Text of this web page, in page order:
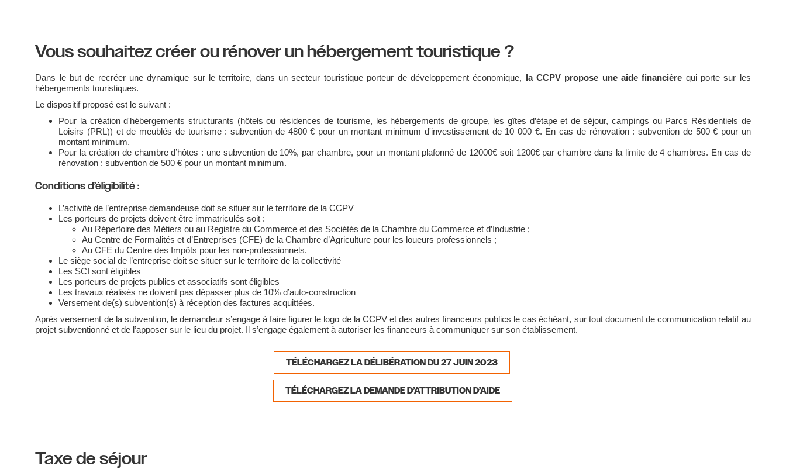
Vous souhaitez créer ou rénover un hébergement touristique ?
Dans le but de recréer une dynamique sur le territoire, dans un secteur touristique porteur de développement économique, la CCPV propose une aide financière qui porte sur les
hébergements touristiques.
Le dispositif proposé est le suivant :
Pour la création d'hébergements structurants (hôtels ou résidences de tourisme, les hébergements de groupe, les gîtes d’étape et de séjour, campings ou Parcs Résidentiels de
Loisirs (PRL)) et de meublés de tourisme : subvention de 4800 € pour un montant minimum d'investissement de 10 000 €. En cas de rénovation : subvention de 500 € pour un
montant minimum.
Pour la création de chambre d’hôtes : une subvention de 10%, par chambre, pour un montant plafonné de 12000€ soit 1200€ par chambre dans la limite de 4 chambres. En cas de
rénovation : subvention de 500 € pour un montant minimum.
Conditions d’éligibilité :
L’activité de l’entreprise demandeuse doit se situer sur le territoire de la CCPV
Les porteurs de projets doivent être immatriculés soit :
Au Répertoire des Métiers ou au Registre du Commerce et des Sociétés de la Chambre du Commerce et d’Industrie ;
Au Centre de Formalités et d’Entreprises (CFE) de la Chambre d’Agriculture pour les loueurs professionnels ;
Au CFE du Centre des Impôts pour les non-professionnels.
Le siège social de l’entreprise doit se situer sur le territoire de la collectivité
Les SCI sont éligibles
Les porteurs de projets publics et associatifs sont éligibles
Les travaux réalisés ne doivent pas dépasser plus de 10% d’auto-construction
Versement de(s) subvention(s) à réception des factures acquittées.
Après versement de la subvention, le demandeur s’engage à faire figurer le logo de la CCPV et des autres financeurs publics le cas échéant, sur tout document de communication relatif au
projet subventionné et de l’apposer sur le lieu du projet. Il s’engage également à autoriser les financeurs à communiquer sur son établissement.
TÉLÉCHARGEZ LA DÉLIBÉRATION DU 27 JUIN 2023
TÉLÉCHARGEZ LA DEMANDE D’ATTRIBUTION D’AIDE
Taxe de séjour